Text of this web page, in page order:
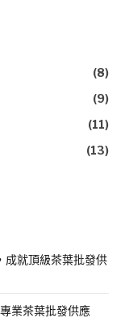
(8)
(9)
(11)
(13)
成就頂級茶葉批發供
業茶葉批發供應